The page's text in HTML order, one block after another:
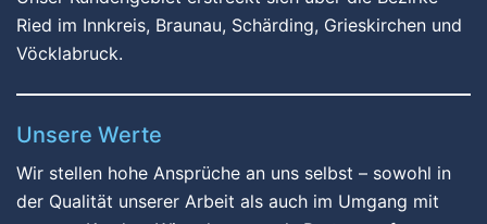
Ried im Innkreis, Braunau, Schärding, Grieskirchen und
Vöcklabruck.
Unsere Werte
Wir stellen hohe Ansprüche an uns selbst – sowohl in
der Qualität unserer Arbeit als auch im Umgang mit